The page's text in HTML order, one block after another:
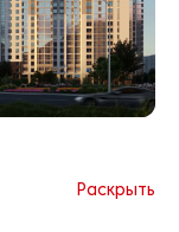
Раскрыть